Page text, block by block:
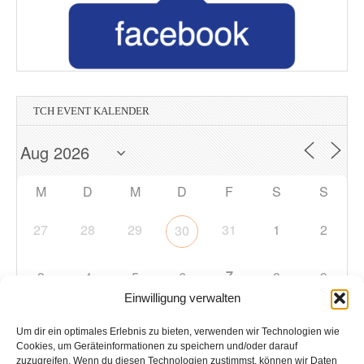
Einwilligung verwalten
Um dir ein optimales Erlebnis zu bieten, verwenden wir Technologien wie
Cookies, um Geräteinformationen zu speichern und/oder darauf
zuzugreifen. Wenn du diesen Technologien zustimmst, können wir Daten
TCH EVENT KALENDER
M D M D F S S
27 28 29 30 31 1 2
3 4 5 6 7 8 9
10 11 12 13 14 15